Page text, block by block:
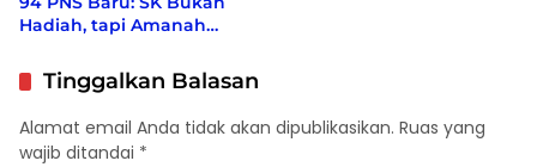
Hadiah, tapi Amanah
Tinggalkan Balasan
Alamat email Anda tidak akan dipublikasikan. Ruas yang
wajib ditandai *